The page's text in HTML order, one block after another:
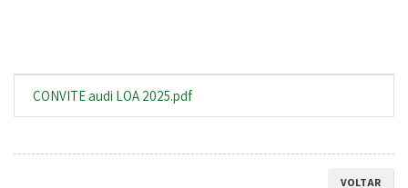
CONVITE audi LOA 2025.pdf
VOLTAR